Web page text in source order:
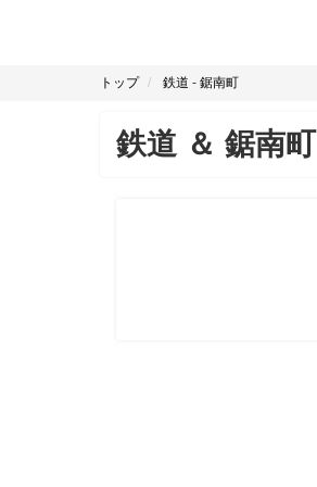
トップ 鉄道 - 鋸南町
鉄道 ＆ 鋸南町